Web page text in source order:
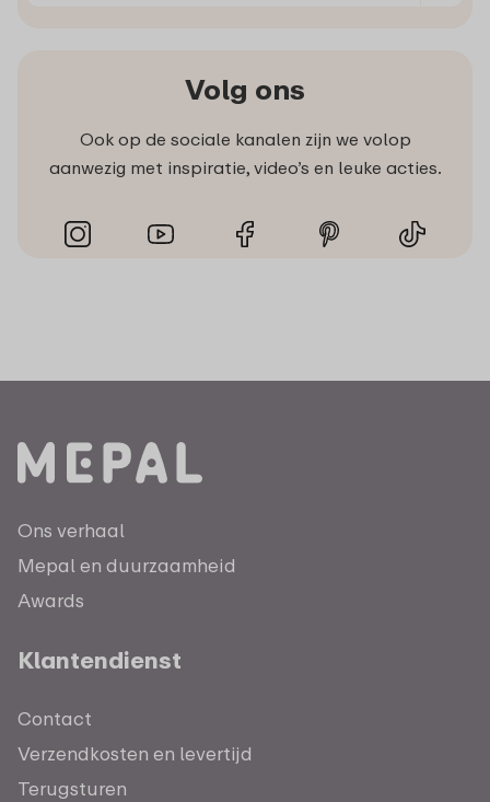
Volg ons
Ook op de sociale kanalen zijn we volop
aanwezig met inspiratie, video’s en leuke acties.
Ons verhaal
Mepal en duurzaamheid
Awards
Klantendienst
Contact
Verzendkosten en levertijd
Terugsturen